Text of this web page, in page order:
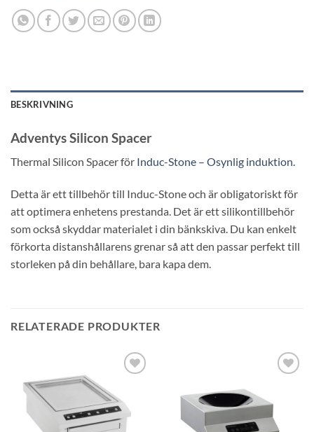
BESKRIVNING
Adventys Silicon Spacer
Thermal Silicon Spacer för Induc-Stone – Osynlig induktion.
Detta är ett tillbehör till Induc-Stone och är obligatoriskt för
att optimera enhetens prestanda. Det är ett silikontillbehör
som också skyddar materialet i din bänkskiva. Du kan enkelt
förkorta distanshållarens grenar så att den passar perfekt till
storleken på din behållare, bara kapa dem.
RELATERADE PRODUKTER
önskelistan
önskelistan